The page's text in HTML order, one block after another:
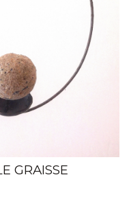
GRAISSE